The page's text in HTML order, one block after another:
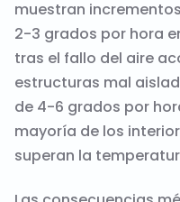
muestran
2-3 grados por hora
tras el fallo del aire
estructuras mal
de 4-6 grados por
mayoría de los
superan la